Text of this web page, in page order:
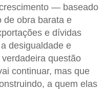
— baseado
de obra barata e
e dívidas
desigualdade e
questão
continuar, mas que
a quem elas